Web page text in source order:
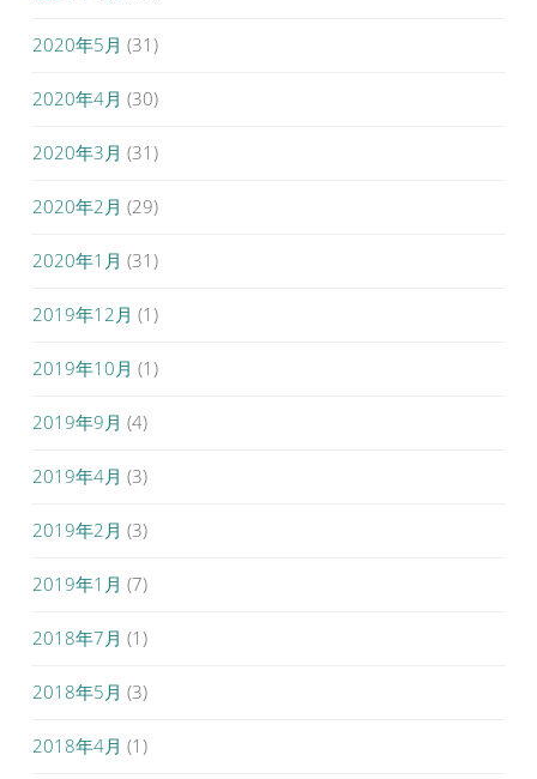
2020年5月 (31)
2020年4月 (30)
2020年3月 (31)
2020年2月 (29)
2020年1月 (31)
2019年12月 (1)
2019年10月 (1)
2019年9月 (4)
2019年4月 (3)
2019年2月 (3)
2019年1月 (7)
2018年7月 (1)
2018年5月 (3)
2018年4月 (1)